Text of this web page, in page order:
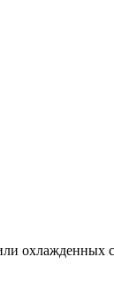
охлажденных